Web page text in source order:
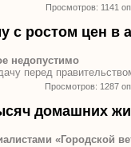
Просмотров: 1141
с ростом цен в
недопустимо
перед
Просмотров: 1287
домашних
«Городской